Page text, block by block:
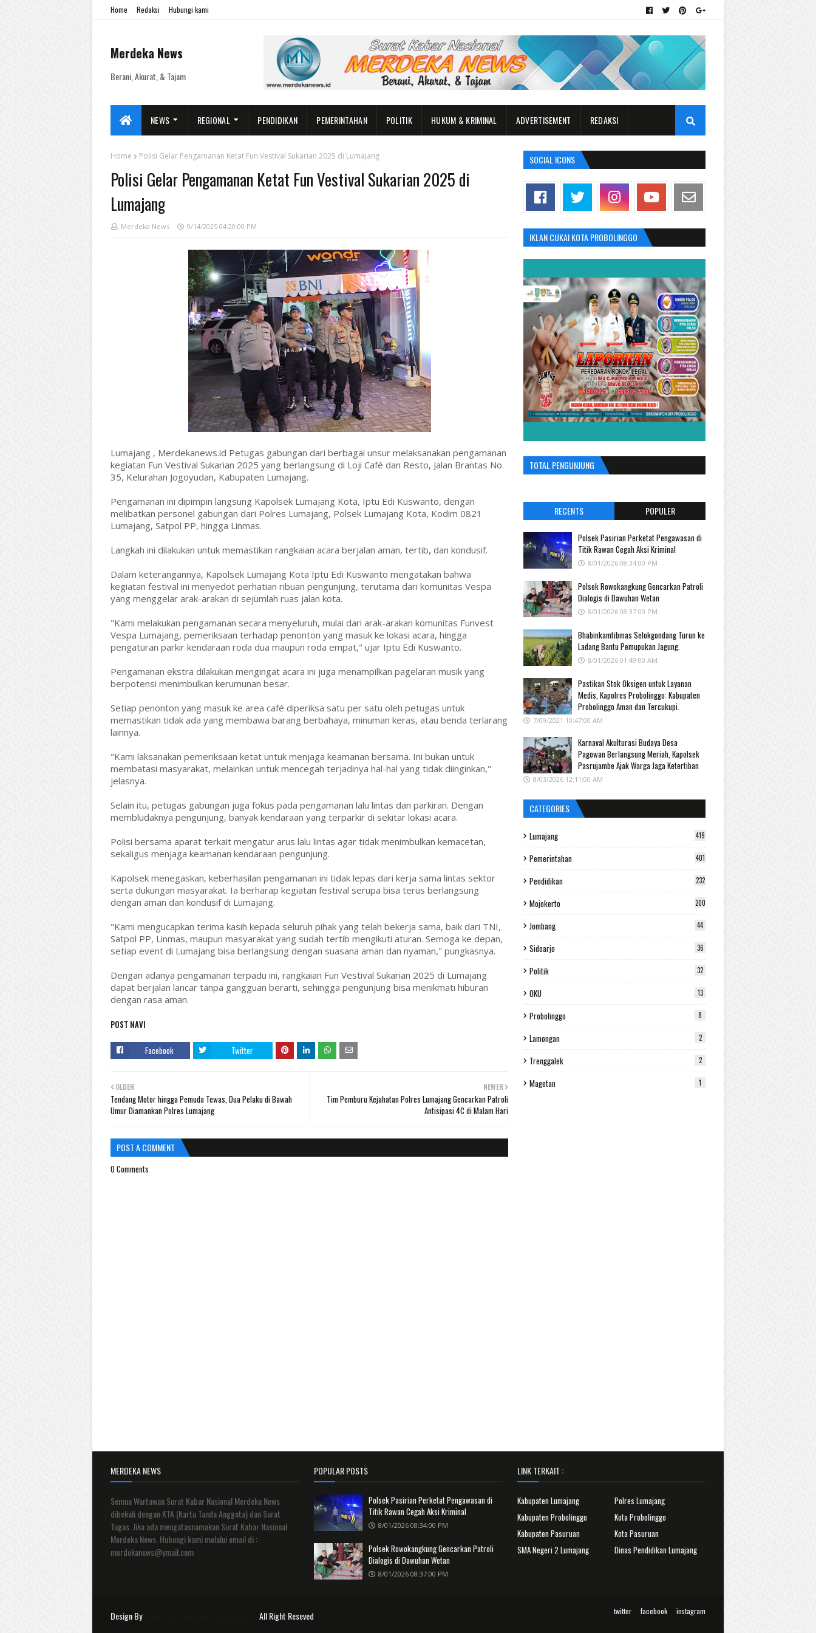
Home Redaksi Hubungi kami
Merdeka News
Berani, Akurat, & Tajam
NEWS REGIONAL PENDIDIKAN PEMERINTAHAN POLITIK HUKUM & KRIMINAL ADVERTISEMENT REDAKSI
Home Polisi Gelar Pengamanan Ketat Fun Vestival Sukarian 2025 di Lumajang
Polisi Gelar Pengamanan Ketat Fun Vestival Sukarian 2025 di
Lumajang
Merdeka News 9/14/2025 04:20:00 PM
Lumajang , Merdekanews.id Petugas gabungan dari berbagai unsur melaksanakan pengamanan
kegiatan Fun Vestival Sukarian 2025 yang berlangsung di Loji Café dan Resto, Jalan Brantas No.
35, Kelurahan Jogoyudan, Kabupaten Lumajang.
Pengamanan ini dipimpin langsung Kapolsek Lumajang Kota, Iptu Edi Kuswanto, dengan
melibatkan personel gabungan dari Polres Lumajang, Polsek Lumajang Kota, Kodim 0821
Lumajang, Satpol PP, hingga Linmas.
Langkah ini dilakukan untuk memastikan rangkaian acara berjalan aman, tertib, dan kondusif.
Dalam keterangannya, Kapolsek Lumajang Kota Iptu Edi Kuswanto mengatakan bahwa
kegiatan festival ini menyedot perhatian ribuan pengunjung, terutama dari komunitas Vespa
yang menggelar arak-arakan di sejumlah ruas jalan kota.
"Kami melakukan pengamanan secara menyeluruh, mulai dari arak-arakan komunitas Funvest
Vespa Lumajang, pemeriksaan terhadap penonton yang masuk ke lokasi acara, hingga
pengaturan parkir kendaraan roda dua maupun roda empat," ujar Iptu Edi Kuswanto.
Pengamanan ekstra dilakukan mengingat acara ini juga menampilkan pagelaran musik yang
berpotensi menimbulkan kerumunan besar.
Setiap penonton yang masuk ke area café diperiksa satu per satu oleh petugas untuk
memastikan tidak ada yang membawa barang berbahaya, minuman keras, atau benda terlarang
lainnya.
"Kami laksanakan pemeriksaan ketat untuk menjaga keamanan bersama. Ini bukan untuk
membatasi masyarakat, melainkan untuk mencegah terjadinya hal-hal yang tidak diinginkan,"
jelasnya.
Selain itu, petugas gabungan juga fokus pada pengamanan lalu lintas dan parkiran. Dengan
membludaknya pengunjung, banyak kendaraan yang terparkir di sekitar lokasi acara.
Polisi bersama aparat terkait mengatur arus lalu lintas agar tidak menimbulkan kemacetan,
sekaligus menjaga keamanan kendaraan pengunjung.
Kapolsek menegaskan, keberhasilan pengamanan ini tidak lepas dari kerja sama lintas sektor
serta dukungan masyarakat. Ia berharap kegiatan festival serupa bisa terus berlangsung
dengan aman dan kondusif di Lumajang.
"Kami mengucapkan terima kasih kepada seluruh pihak yang telah bekerja sama, baik dari TNI,
Satpol PP, Linmas, maupun masyarakat yang sudah tertib mengikuti aturan. Semoga ke depan,
setiap event di Lumajang bisa berlangsung dengan suasana aman dan nyaman," pungkasnya.
Dengan adanya pengamanan terpadu ini, rangkaian Fun Vestival Sukarian 2025 di Lumajang
dapat berjalan lancar tanpa gangguan berarti, sehingga pengunjung bisa menikmati hiburan
dengan rasa aman.
POST NAVI
Facebook Twitter
NEWER
Tim Pemburu Kejahatan Polres Lumajang Gencarkan Patroli
Antisipasi 4C di Malam Hari
OLDER
Tendang Motor hingga Pemuda Tewas, Dua Pelaku di Bawah
Umur Diamankan Polres Lumajang
POST A COMMENT
0 Comments
SOCIAL ICONS
IKLAN CUKAI KOTA PROBOLINGGO
TOTAL PENGUNJUNG
RECENTS POPULER
Polsek Pasirian Perketat Pengawasan di
Titik Rawan Cegah Aksi Kriminal
8/01/2026 08:34:00 PM
Polsek Rowokangkung Gencarkan Patroli
Dialogis di Dawuhan Wetan
8/01/2026 08:37:00 PM
Bhabinkamtibmas Selokgondang Turun ke
Ladang Bantu Pemupukan Jagung.
8/01/2026 01:49:00 AM
Pastikan Stok Oksigen untuk Layanan
Medis, Kapolres Probolinggo: Kabupaten
Probolinggo Aman dan Tercukupi.
7/09/2021 10:47:00 AM
Karnaval Akulturasi Budaya Desa
Pagowan Berlangsung Meriah, Kapolsek
Pasrujambe Ajak Warga Jaga Ketertiban
8/03/2026 12:11:00 AM
CATEGORIES
Lumajang 419
Pemerintahan 401
Pendidikan 232
Mojokerto 200
Jombang 44
Sidoarjo 36
Politik 32
OKU 13
Probolinggo 8
Lamongan 2
Trenggalek 2
Magetan 1
MERDEKA NEWS
Semua Wartawan Surat Kabar Nasional Merdeka News
dibekali dengan KTA (Kartu Tanda Anggota) dan Surat
Tugas. Jika ada mengatasnamakan Surat Kabar Nasional
Merdeka News. Hubungi kami melalui email di :
merdekanews@ymail.com
POPULAR POSTS
Polsek Pasirian Perketat Pengawasan di
Titik Rawan Cegah Aksi Kriminal
8/01/2026 08:34:00 PM
Polsek Rowokangkung Gencarkan Patroli
Dialogis di Dawuhan Wetan
8/01/2026 08:37:00 PM
LINK TERKAIT :
Kabupaten Lumajang
Polres Lumajang
Kabupaten Probolinggo
Kota Probolinggo
Kabupaten Pasuruan
Kota Pasuruan
SMA Negeri 2 Lumajang
Dinas Pendidikan Lumajang
twitter facebook instagram
Design By All Right Reseved